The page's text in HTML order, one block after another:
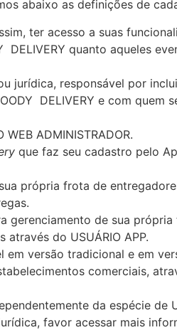
abaixo as definições de
ter acesso a suas
quanto aqueles
jurídica, responsável por
DELIVERY e com quem
ADMINISTRADOR.
que faz seu cadastro pelo
própria frota de
gerenciamento de sua
do USUÁRIO APP.
em versão tradicional e em
comerciais,
da espécie de
favor acessar mais